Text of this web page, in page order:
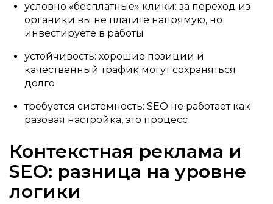
условно «бесплатные» клики: за переход из
органики вы не платите напрямую, но
инвестируете в работы
устойчивость: хорошие позиции и
качественный трафик могут сохраняться
долго
требуется системность: SEO не работает как
разовая настройка, это процесс
Контекстная реклама и
SEO: разница на уровне
логики